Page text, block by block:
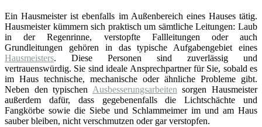
Ein Hausmeister ist ebenfalls im Außenbereich eines Hauses tätig.
Hausmeister kümmern sich praktisch um sämtliche Leitungen: Laub
in der Regenrinne, verstopfte Fallleitungen oder auch
Grundleitungen gehören in das typische Aufgabengebiet eines
Hausmeisters. Diese Personen sind zuverlässig und
vertrauenswürdig. Sie sind ideale Ansprechpartner für Sie, sobald es
im Haus technische, mechanische oder ähnliche Probleme gibt.
Neben den typischen Ausbesserungsarbeiten sorgen Hausmeister
außerdem dafür, dass gegebenenfalls die Lichtschächte und
Fangkörbe sowie die Siebe und Schlammeimer im und am Haus
sauber bleiben, nicht verschmutzen oder gar verstopfen.